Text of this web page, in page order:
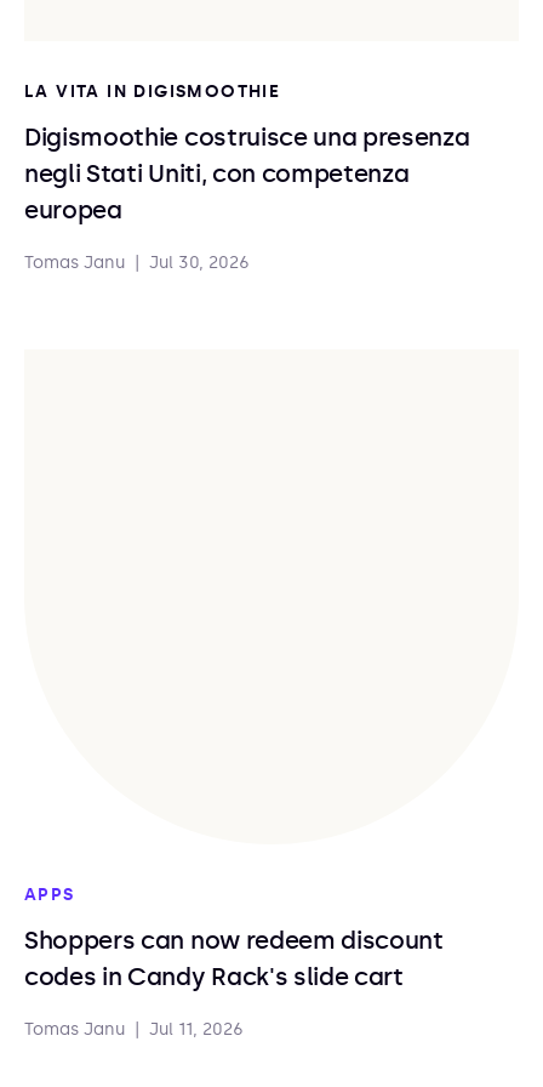
LA VITA IN DIGISMOOTHIE
Digismoothie costruisce una presenza
negli Stati Uniti, con competenza
europea
Tomas Janu Jul 30, 2026
APPS
Shoppers can now redeem discount
codes in Candy Rack's slide cart
Tomas Janu Jul 11, 2026